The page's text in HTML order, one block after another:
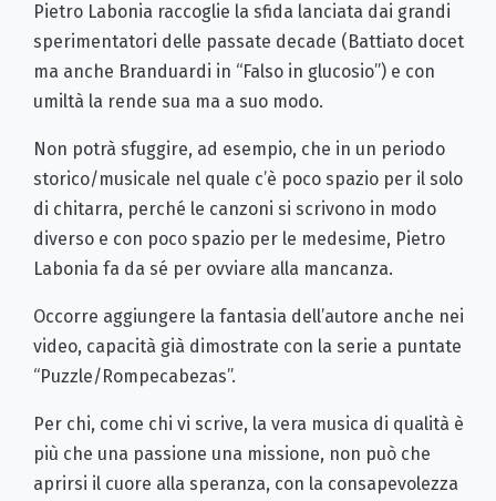
Pietro Labonia raccoglie la sfida lanciata dai grandi
sperimentatori delle passate decade (Battiato docet
ma anche Branduardi in “Falso in glucosio”) e con
umiltà la rende sua ma a suo modo.
Non potrà sfuggire, ad esempio, che in un periodo
storico/musicale nel quale c’è poco spazio per il solo
di chitarra, perché le canzoni si scrivono in modo
diverso e con poco spazio per le medesime, Pietro
Labonia fa da sé per ovviare alla mancanza.
Occorre aggiungere la fantasia dell’autore anche nei
video, capacità già dimostrate con la serie a puntate
“Puzzle/Rompecabezas”.
Per chi, come chi vi scrive, la vera musica di qualità è
più che una passione una missione, non può che
aprirsi il cuore alla speranza, con la consapevolezza